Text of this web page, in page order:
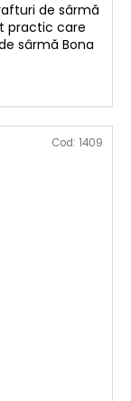
de sârmă
practic care
sârmă Bona
Cod: 1409